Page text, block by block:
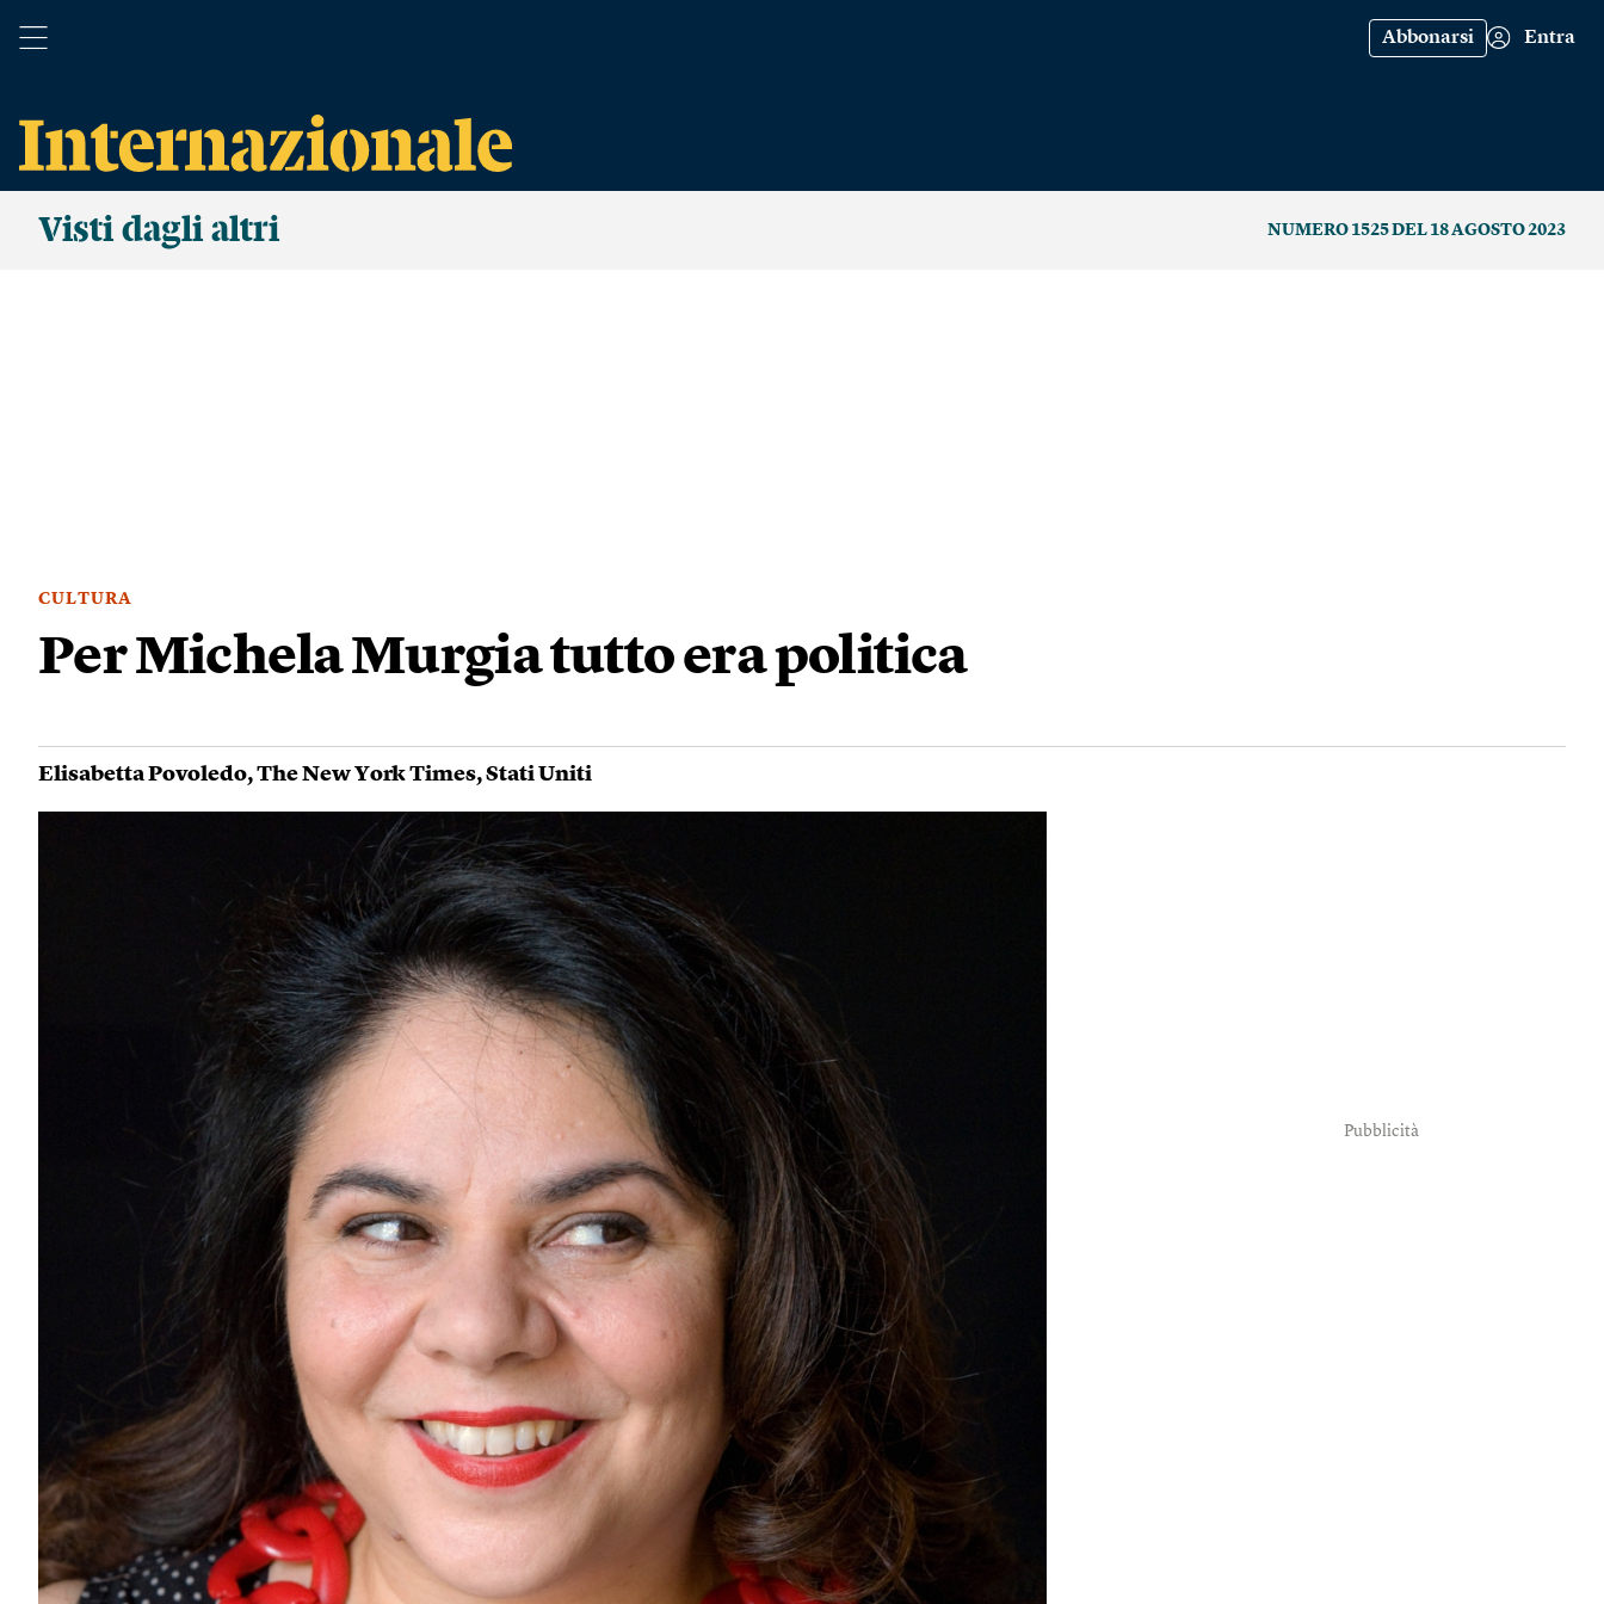
Abbonarsi Entra
Visti dagli altri NUMERO 1525 DEL 18 AGOSTO 2023
CULTURA
Per Michela Murgia tutto era politica
Elisabetta Povoledo,The New York Times,Stati Uniti
Pubblicità